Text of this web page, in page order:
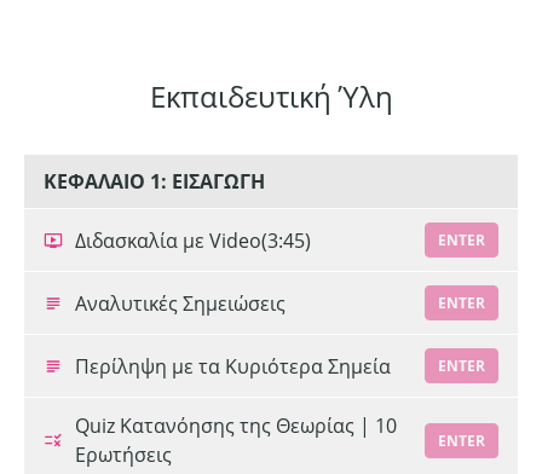
Εκπαιδευτική Ύλη
ΚΕΦΑΛΑΙΟ 1: ΕΙΣΑΓΩΓΗ
Διδασκαλία με Video(3:45) ENTER
Αναλυτικές Σημειώσεις ENTER
Περίληψη με τα Κυριότερα Σημεία ENTER
Quiz Κατανόησης της Θεωρίας | 10
Ερωτήσεις
ENTER